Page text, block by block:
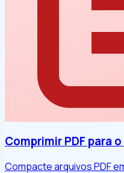
Comprimir PDF para
Compacte arquivos PDF